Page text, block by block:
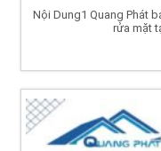
Nội Dung1 Quang Phát
rửa mặt